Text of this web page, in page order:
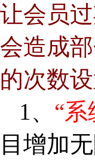
让会员
会造成
的次数
1、 “
目增加